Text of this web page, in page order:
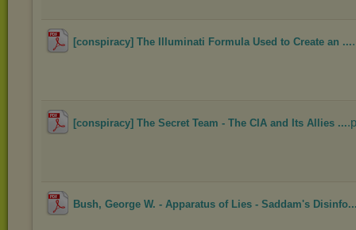
[conspiracy] The Illuminati Formula Used to Create an ...
[conspiracy] The Secret Team - The CIA and Its Allies ...
Bush, George W. - Apparatus of Lies - Saddam's